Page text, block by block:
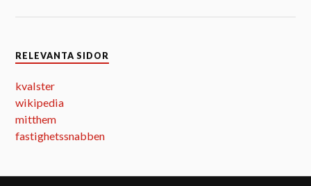
RELEVANTA SIDOR
kvalster
wikipedia
mitthem
fastighetssnabben